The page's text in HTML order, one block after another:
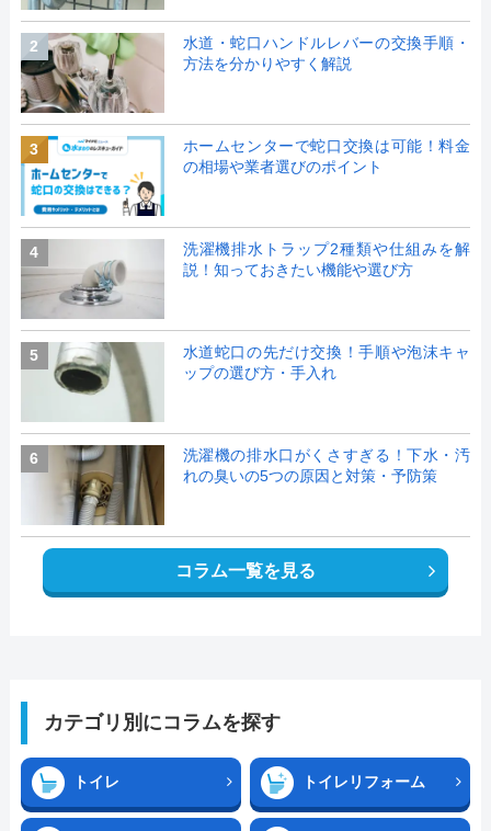
2
水道・蛇口ハンドルレバーの交換手順・
方法を分かりやすく解説
3
ホームセンターで蛇口交換は可能！料金
の相場や業者選びのポイント
4
洗濯機排水トラップ2種類や仕組みを解
説！知っておきたい機能や選び方
5
水道蛇口の先だけ交換！手順や泡沫キャ
ップの選び方・手入れ
6
洗濯機の排水口がくさすぎる！下水・汚
れの臭いの5つの原因と対策・予防策
コラム一覧を見る
カテゴリ別にコラムを探す
トイレ トイレリフォーム